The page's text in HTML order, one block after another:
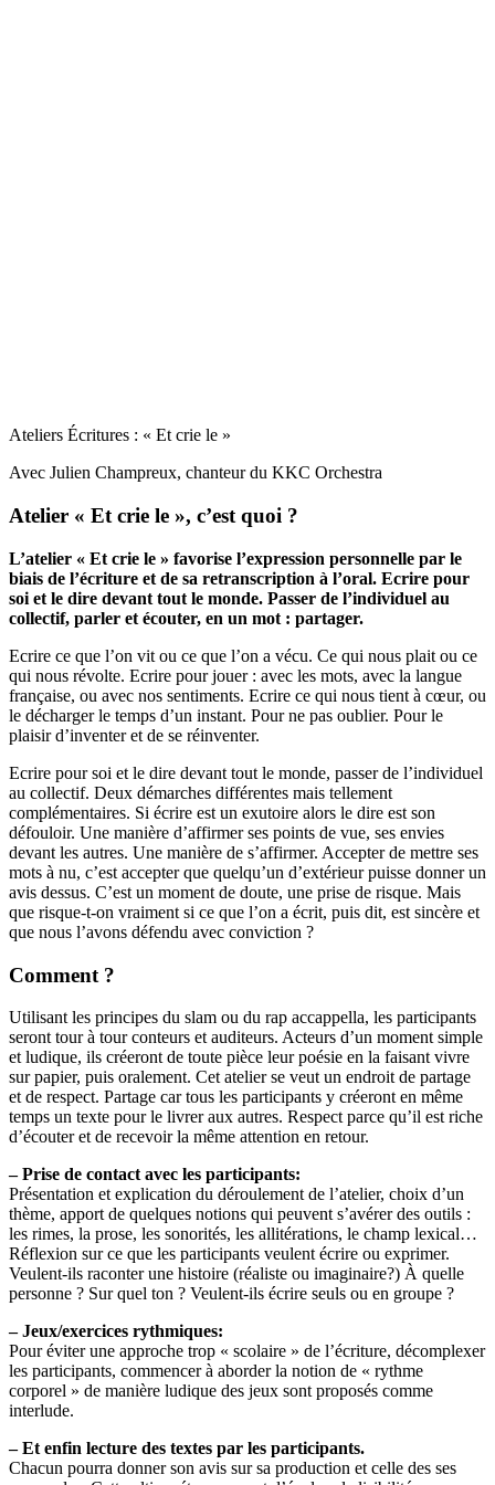
Ateliers Écritures : « Et crie le »
Avec Julien Champreux, chanteur du KKC Orchestra
Atelier « Et crie le », c’est quoi ?
L’atelier « Et crie le » favorise l’expression personnelle par le
biais de l’écriture et de sa retranscription à l’oral. Ecrire pour
soi et le dire devant tout le monde. Passer de l’individuel au
collectif, parler et écouter, en un mot : partager.
Ecrire ce que l’on vit ou ce que l’on a vécu. Ce qui nous plait ou ce
qui nous révolte. Ecrire pour jouer : avec les mots, avec la langue
française, ou avec nos sentiments. Ecrire ce qui nous tient à cœur, ou
le décharger le temps d’un instant. Pour ne pas oublier. Pour le
plaisir d’inventer et de se réinventer.
Ecrire pour soi et le dire devant tout le monde, passer de l’individuel
au collectif. Deux démarches différentes mais tellement
complémentaires. Si écrire est un exutoire alors le dire est son
défouloir. Une manière d’affirmer ses points de vue, ses envies
devant les autres. Une manière de s’affirmer. Accepter de mettre ses
mots à nu, c’est accepter que quelqu’un d’extérieur puisse donner un
avis dessus. C’est un moment de doute, une prise de risque. Mais
que risque-t-on vraiment si ce que l’on a écrit, puis dit, est sincère et
que nous l’avons défendu avec conviction ?
Comment ?
Utilisant les principes du slam ou du rap accappella, les participants
seront tour à tour conteurs et auditeurs. Acteurs d’un moment simple
et ludique, ils créeront de toute pièce leur poésie en la faisant vivre
sur papier, puis oralement. Cet atelier se veut un endroit de partage
et de respect. Partage car tous les participants y créeront en même
temps un texte pour le livrer aux autres. Respect parce qu’il est riche
d’écouter et de recevoir la même attention en retour.
– Prise de contact avec les participants:
Présentation et explication du déroulement de l’atelier, choix d’un
thème, apport de quelques notions qui peuvent s’avérer des outils :
les rimes, la prose, les sonorités, les allitérations, le champ lexical…
Réflexion sur ce que les participants veulent écrire ou exprimer.
Veulent-ils raconter une histoire (réaliste ou imaginaire?) À quelle
personne ? Sur quel ton ? Veulent-ils écrire seuls ou en groupe ?
– Jeux/exercices rythmiques:
Pour éviter une approche trop « scolaire » de l’écriture, décomplexer
les participants, commencer à aborder la notion de « rythme
corporel » de manière ludique des jeux sont proposés comme
interlude.
– Et enfin lecture des textes par les participants.
Chacun pourra donner son avis sur sa production et celle des ses